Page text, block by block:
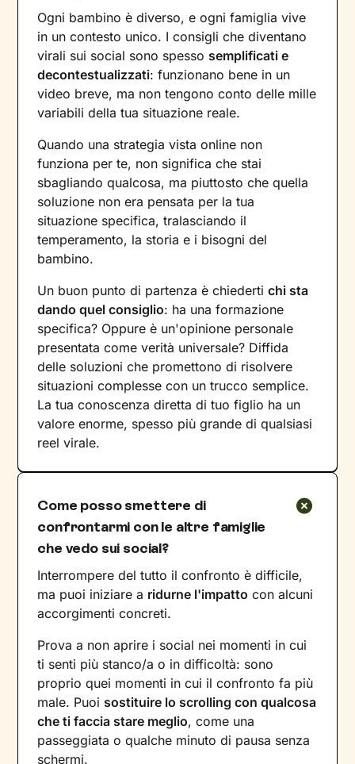
Ogni bambino è diverso, e ogni famiglia vive
in un contesto unico. I consigli che diventano
virali sui social sono spesso semplificati e
decontestualizzati: funzionano bene in un
video breve, ma non tengono conto delle mille
variabili della tua situazione reale.
Quando una strategia vista online non
funziona per te, non significa che stai
sbagliando qualcosa, ma piuttosto che quella
soluzione non era pensata per la tua
situazione specifica, tralasciando il
temperamento, la storia e i bisogni del
bambino.
Un buon punto di partenza è chiedertichi sta
dando quel consiglio: ha una formazione
specifica? Oppure è un'opinione personale
presentata come verità universale? Diffida
delle soluzioni che promettono di risolvere
situazioni complesse con un trucco semplice.
La tua conoscenza diretta di tuo figlio ha un
valore enorme, spesso più grande di qualsiasi
reel virale.
Come posso smettere di
confrontarmi con le altre famiglie
che vedo sui social?
Interrompere del tutto il confronto è difficile,
ma puoi iniziare a ridurne l'impatto con alcuni
accorgimenti concreti.
Prova a non aprire i social nei momenti in cui
ti senti più stanco/a o in difficoltà: sono
proprio quei momenti in cui il confronto fa più
male. Puoi sostituire lo scrolling con qualcosa
che ti faccia stare meglio, come una
passeggiata o qualche minuto di pausa senza
schermi.